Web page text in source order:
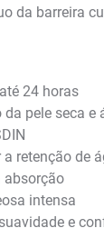
da barreira
24 horas
pele seca e
retenção de
absorção
intensa
e